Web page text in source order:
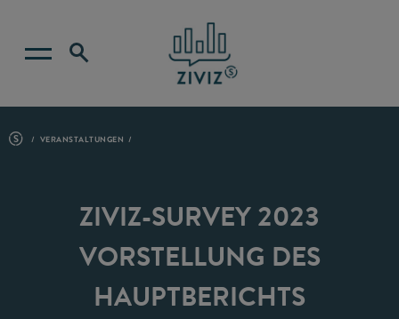
VERANSTALTUNGEN
ZIVIZ-SURVEY 2023
VORSTELLUNG DES
HAUPTBERICHTS